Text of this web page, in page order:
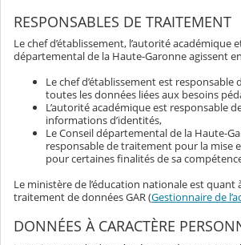
RESPONSABLES DE TRAITEMENT
Le chef d’établissement, l’autorité académique
départemental de la Haute-Garonne agissent
Le chef d’établissement est
toutes les données liées aux besoins
L’autorité académique est responsable
informations d’identités,
Le Conseil départemental de la Haute-
responsable de traitement pour la mise
pour certaines finalités de sa
Le ministère de l’éducation nationale est quant
traitement de données GAR (Gestionnaire de
DONNÉES À CARACTÈRE